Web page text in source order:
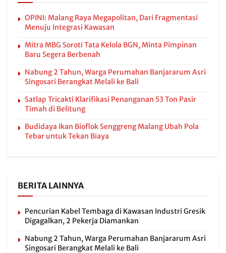
OPINI: Malang Raya Megapolitan, Dari Fragmentasi
Menuju Integrasi Kawasan
Mitra MBG Soroti Tata Kelola BGN, Minta Pimpinan
Baru Segera Berbenah
Nabung 2 Tahun, Warga Perumahan Banjararum Asri
Singosari Berangkat Melali ke Bali
Satlap Tricakti Klarifikasi Penanganan 53 Ton Pasir
Timah di Belitung
Budidaya Ikan Bioflok Senggreng Malang Ubah Pola
Tebar untuk Tekan Biaya
BERITA LAINNYA
Pencurian Kabel Tembaga di Kawasan Industri Gresik
Digagalkan, 2 Pekerja Diamankan
Nabung 2 Tahun, Warga Perumahan Banjararum Asri
Singosari Berangkat Melali ke Bali